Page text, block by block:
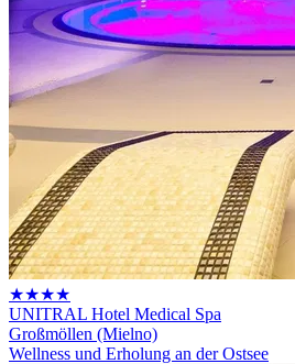
★★★★
UNITRAL Hotel Medical Spa
Großmöllen (Mielno)
Wellness und Erholung an der Ostsee